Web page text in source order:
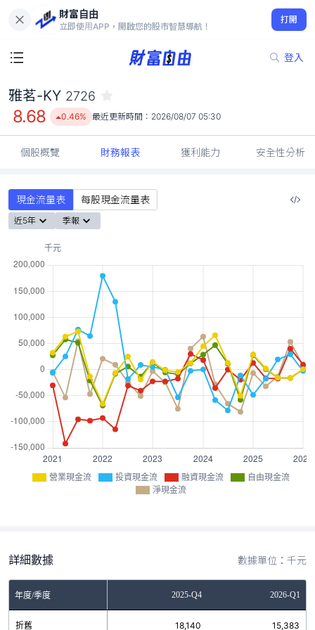
財富自由
立即使用APP，開啟您的股市智慧導航！
打開
登入
8.68
0.46%
雅茗-KY 2726
8.68 0.46% 最近更新時間： 2026/08/07 05:30
個股概覽 財務報表 獲利能力 安全性分析
現金流量表 每股現金流量表
近5年 季報
營業現金流 投資現金流 融資現金流
自由現金流
淨現金流
詳細數據 數據單位：千元
年度/季度 2025-Q4 2026-Q1
折舊 18,140 15,383